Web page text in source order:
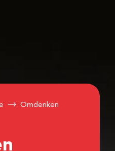
Omdenken